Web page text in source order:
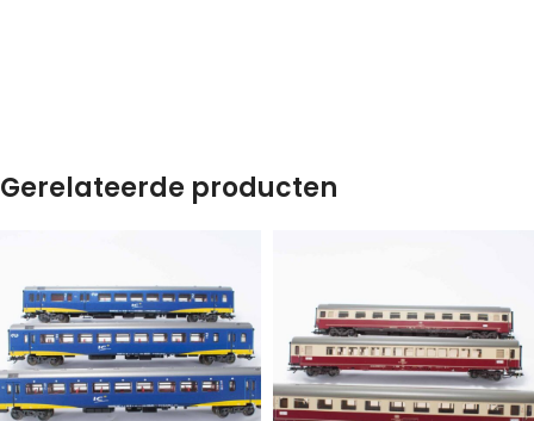
Gerelateerde producten